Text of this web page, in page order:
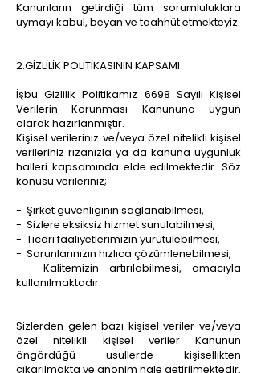
Kanunların getirdiği tüm sorumluluklara
uymayı kabul, beyan ve taahhüt etmekteyiz.
2.GİZLİLİK POLİTİKASININ KAPSAMI
İşbu Gizlilik Politikamız 6698 Sayılı Kişisel
Verilerin Korunması Kanununa uygun
olarak hazırlanmıştır.
Kişisel verileriniz ve/veya özel nitelikli kişisel
verileriniz rızanızla ya da kanuna uygunluk
halleri kapsamında elde edilmektedir. Söz
konusu verileriniz;
- Şirket güvenliğinin sağlanabilmesi,
- Sizlere eksiksiz hizmet sunulabilmesi,
- Ticari faaliyetlerimizin yürütülebilmesi,
- Sorunlarınızın hızlıca çözümlenebilmesi,
- Kalitemizin artırılabilmesi, amacıyla
kullanılmaktadır.
Sizlerden gelen bazı kişisel veriler ve/veya
özel nitelikli kişisel veriler Kanunun
öngördüğü usullerde kişisellikten
çıkarılmakta ve anonim hale getirilmektedir.